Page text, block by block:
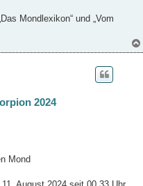
Mondlexikon“ und „Vom
2024
Mond